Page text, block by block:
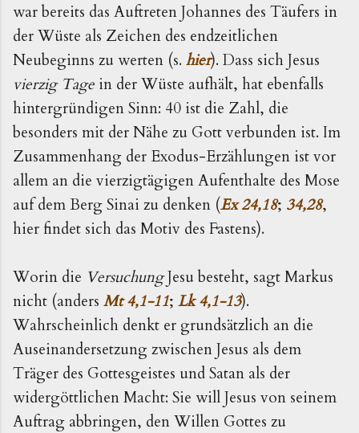
war bereits das Auftreten Johannes des Täufers in
der Wüste als Zeichen des endzeitlichen
Neubeginns zu werten (s. hier). Dass sich Jesus
vierzig Tage in der Wüste aufhält, hat ebenfalls
hintergründigen Sinn: 40 ist die Zahl, die
besonders mit der Nähe zu Gott verbunden ist. Im
Zusammenhang der Exodus-Erzählungen ist vor
allem an die vierzigtägigen Aufenthalte des Mose
auf dem Berg Sinai zu denken (Ex 24,18; 34,28,
hier findet sich das Motiv des Fastens).
Worin die VersuchungJesu besteht, sagt Markus
nicht (anders Mt 4,1-11; Lk 4,1-13).
Wahrscheinlich denkt er grundsätzlich an die
Auseinandersetzung zwischen Jesus als dem
Träger des Gottesgeistes und Satan als der
widergött­lichen Macht: Sie will Jesus von seinem
Auftrag abbrin­gen, den Willen Gottes zu